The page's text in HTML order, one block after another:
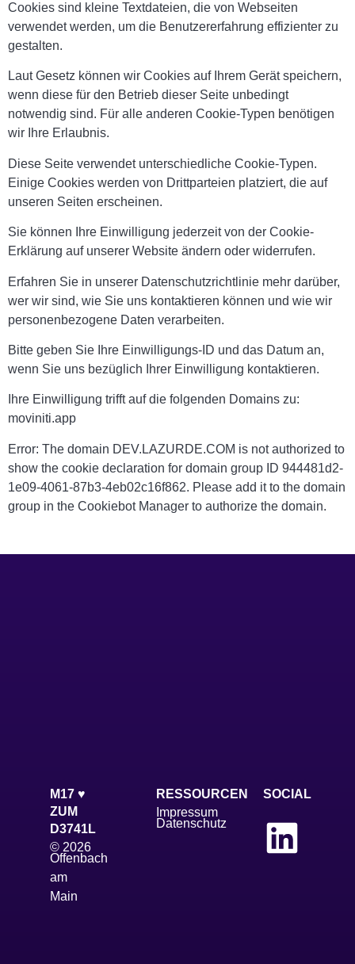
Cookies sind kleine Textdateien, die von Webseiten
verwendet werden, um die Benutzererfahrung effizienter zu
gestalten.
Laut Gesetz können wir Cookies auf Ihrem Gerät speichern,
wenn diese für den Betrieb dieser Seite unbedingt
notwendig sind. Für alle anderen Cookie-Typen benötigen
wir Ihre Erlaubnis.
Diese Seite verwendet unterschiedliche Cookie-Typen.
Einige Cookies werden von Drittparteien platziert, die auf
unseren Seiten erscheinen.
Sie können Ihre Einwilligung jederzeit von der Cookie-
Erklärung auf unserer Website ändern oder widerrufen.
Erfahren Sie in unserer Datenschutzrichtlinie mehr darüber,
wer wir sind, wie Sie uns kontaktieren können und wie wir
personenbezogene Daten verarbeiten.
Bitte geben Sie Ihre Einwilligungs-ID und das Datum an,
wenn Sie uns bezüglich Ihrer Einwilligung kontaktieren.
Ihre Einwilligung trifft auf die folgenden Domains zu:
moviniti.app
Error: The domain DEV.LAZURDE.COM is not authorized to
show the cookie declaration for domain group ID 944481d2-
1e09-4061-87b3-4eb02c16f862. Please add it to the domain
group in the Cookiebot Manager to authorize the domain.
M17 ♥
ZUM
D3741L
© 2026
Offenbach
am
Main
RESSOURCEN
Impressum
Datenschutz
SOCIAL